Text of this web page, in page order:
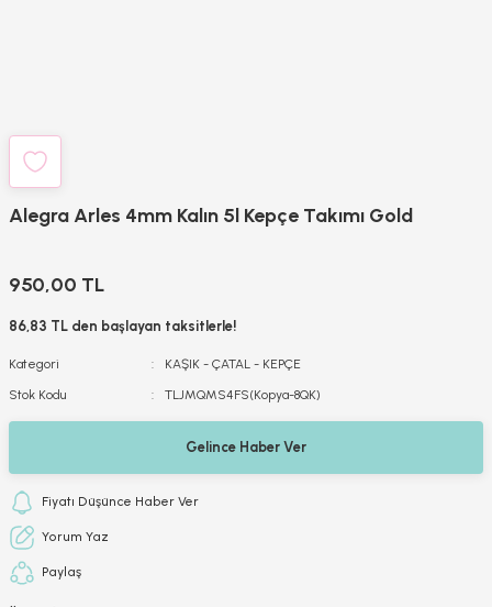
Alegra Arles 4mm Kalın 5l Kepçe Takımı Gold
950,00 TL
86,83 TL den başlayan taksitlerle!
Kategori
KAŞIK - ÇATAL - KEPÇE
Stok Kodu
TLJMQMS4FS(Kopya-8QK)
Gelince Haber Ver
Fiyatı Düşünce Haber Ver
Yorum Yaz
Paylaş